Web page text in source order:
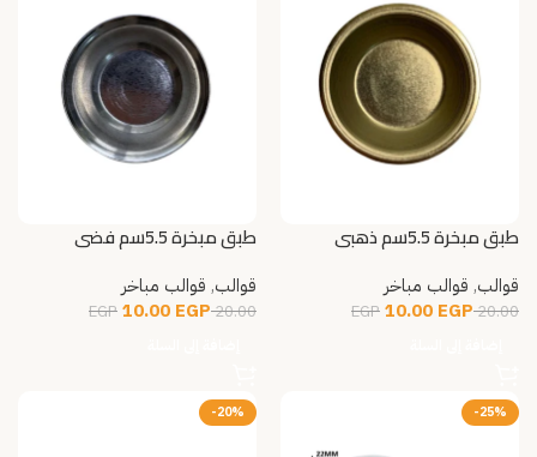
طبق مبخرة 5.5سم ذهبي
قوالب, قوالب مباخر
20.00
EGP10.00 EGP
طبق مبخرة 5.5سم فضي
قوالب, قوالب مباخر
20.00
EGP10.00 EGP
-25%
-20%